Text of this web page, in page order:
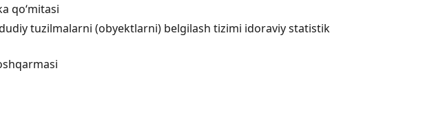
qo‘mitasi
tuzilmalarni (obyektlarni) belgilash tizimi idoraviy statistik